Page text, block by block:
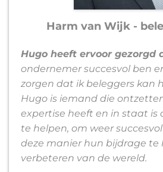
Harm van Wijk -
Hugo heeft ervoor gezorgd
ondernemer succesvol ben
zorgen dat ik beleggers kan
Hugo is iemand die
expertise heeft en in staat is
te helpen, om weer
deze manier hun bijdrage te
verbeteren van de wereld.